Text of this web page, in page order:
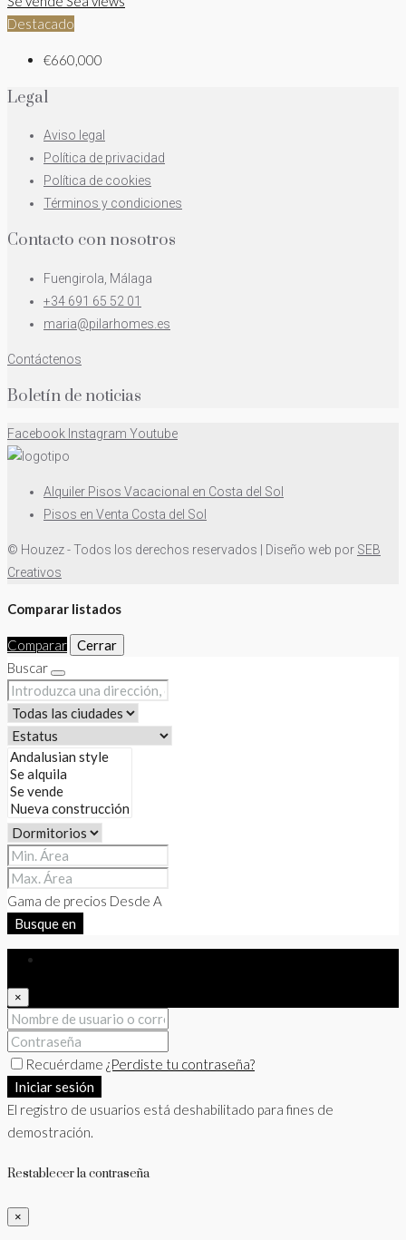
Destacado
€660,000
Legal
Aviso legal
Política de privacidad
Política de cookies
Términos y condiciones
Contacto con nosotros
Fuengirola, Málaga
+34 691 65 52 01
maria@pilarhomes.es
Contáctenos
Boletín de noticias
Facebook Instagram Youtube
Alquiler Pisos Vacacional en Costa del Sol
Pisos en Venta Costa del Sol
© Houzez - Todos los derechos reservados | Diseño web por SEB
Creativos
Comparar listados
Comparar
Cerrar
Buscar
Gama de precios Desde A
Busque en
×
Recuérdame ¿Perdiste tu contraseña?
Iniciar sesión
El registro de usuarios está deshabilitado para fines de
demostración.
Restablecer la contraseña
×